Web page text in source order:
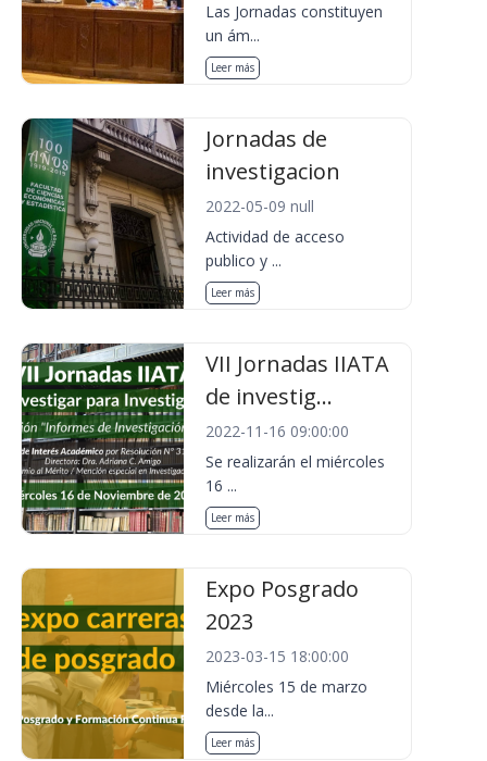
Las Jornadas constituyen
un ám...
Leer más
Jornadas de
investigacion
2022-05-09 null
Actividad de acceso
publico y ...
Leer más
VII Jornadas IIATA
de investig...
2022-11-16 09:00:00
Se realizarán el miércoles
16 ...
Leer más
Expo Posgrado
2023
2023-03-15 18:00:00
Miércoles 15 de marzo
desde la...
Leer más